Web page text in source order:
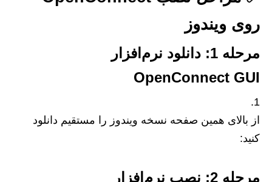
روی ویندوز
مرحله 1: دانلود نرم‌افزار
OpenConnect GUI
از بالای همین صفحه نسخه ویندوز را مستقیم دانلود
کنید:
مرحله 2: نصب نرم‌افزار